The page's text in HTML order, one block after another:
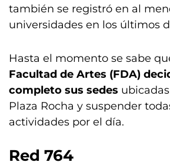
también se registró en al
universidades en los últimos
Hasta el momento se sabe
Facultad de Artes (FDA)
completo sus sedes
Plaza Rocha y suspender
actividades por el día.
Red 764